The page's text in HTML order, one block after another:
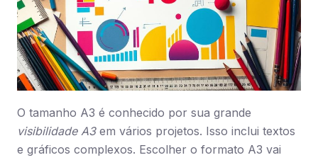
O tamanho A3 é conhecido por sua grande
visibilidade A3em vários projetos. Isso inclui textos
e gráficos complexos. Escolher o formato A3 vai